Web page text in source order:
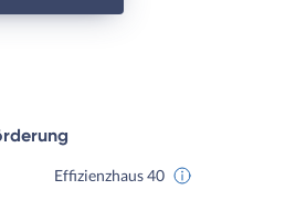
Effizienzhaus 40